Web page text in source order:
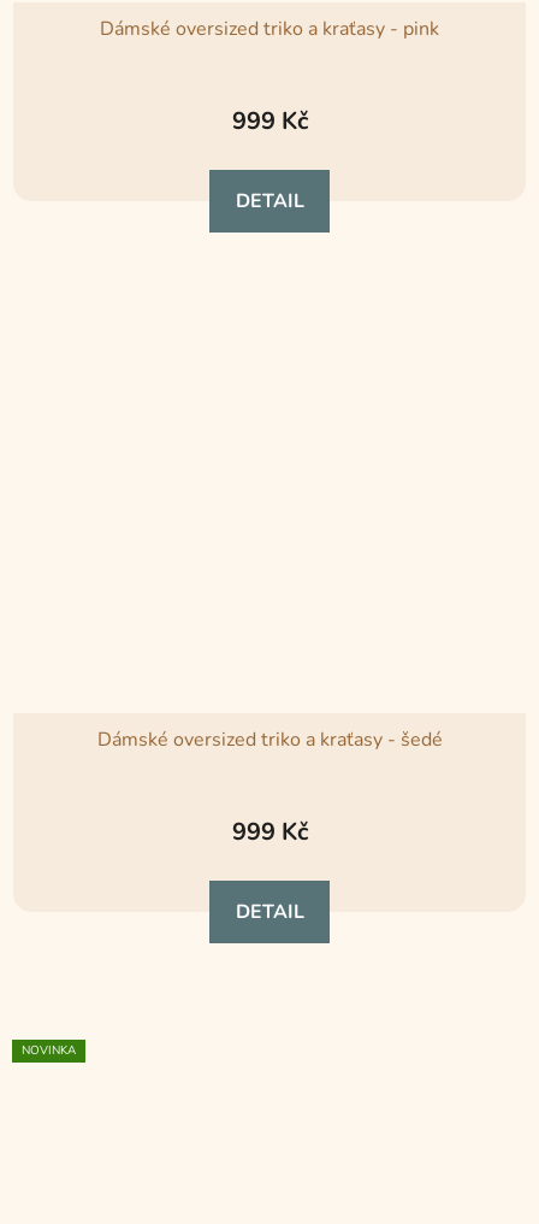
Dámské oversized triko a kraťasy - pink
999 Kč
DETAIL
Dámské oversized triko a kraťasy - šedé
999 Kč
DETAIL
NOVINKA